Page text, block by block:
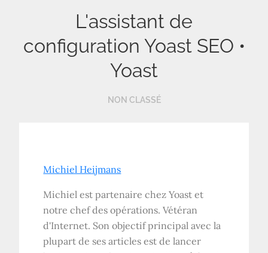
L'assistant de
configuration Yoast SEO •
Yoast
NON CLASSÉ
Michiel Heijmans
Michiel est partenaire chez Yoast et
notre chef des opérations. Vétéran
d'Internet. Son objectif principal avec la
plupart de ses articles est de lancer